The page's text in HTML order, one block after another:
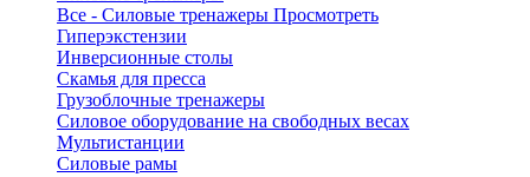
Все - Силовые тренажеры Просмотреть
Гиперэкстензии
Инверсионные столы
Скамья для пресса
Грузоблочные тренажеры
Силовое оборудование на свободных весах
Мультистанции
Силовые рамы